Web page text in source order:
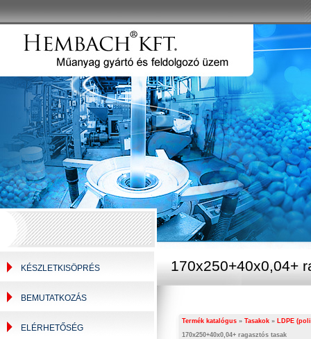
KÉSZLETKISÖPRÉS
BEMUTATKOZÁS
ELÉRHETŐSÉG
170x250+40x0,04+
Termék katalógus » Tasakok » LDPE
170x250+40x0,04+ ragasztós tasak